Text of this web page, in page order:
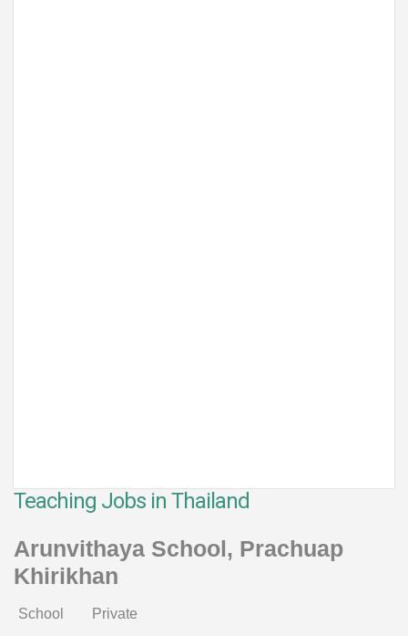
Teaching Jobs in Thailand
Arunvithaya School, Prachuap
Khirikhan
School Private